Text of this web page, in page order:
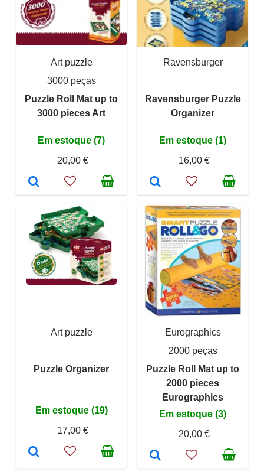
Art puzzle
3000 peças
Puzzle Roll Mat up to
3000 pieces Art
Em estoque (7)
20,00 €
Ravensburger
Ravensburger Puzzle
Organizer
Em estoque (1)
16,00 €
Art puzzle
Puzzle Organizer
Em estoque (19)
17,00 €
Eurographics
2000 peças
Puzzle Roll Mat up to
2000 pieces
Eurographics
Em estoque (3)
20,00 €